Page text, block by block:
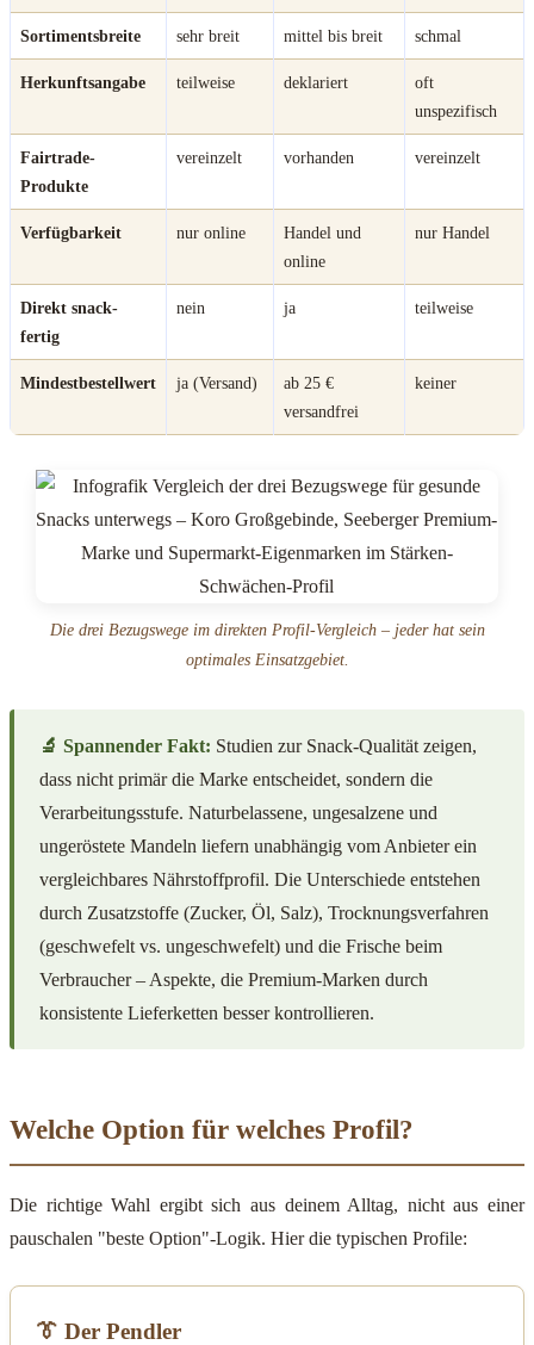
Sortimentsbreite sehr breit mittel bis breit schmal
Herkunftsangabe teilweise deklariert
oft
unspezifisch
Fairtrade-
Produkte
vereinzelt vorhanden vereinzelt
Verfügbarkeit nur online
Handel und
online
nur Handel
Direkt snack-
fertig
nein ja teilweise
Mindestbestellwert ja (Versand)
ab 25 €
versandfrei
keiner
Die drei Bezugswege im direkten Profil-Vergleich – jeder hat sein
optimales Einsatzgebiet.
🔬 Spannender Fakt: Studien zur Snack-Qualität zeigen,
dass nicht primär die Marke entscheidet, sondern die
Verarbeitungsstufe. Naturbelassene, ungesalzene und
ungeröstete Mandeln liefern unabhängig vom Anbieter ein
vergleichbares Nährstoffprofil. Die Unterschiede entstehen
durch Zusatzstoffe (Zucker, Öl, Salz), Trocknungsverfahren
(geschwefelt vs. ungeschwefelt) und die Frische beim
Verbraucher – Aspekte, die Premium-Marken durch
konsistente Lieferketten besser kontrollieren.
Welche Option für welches Profil?
Die richtige Wahl ergibt sich aus deinem Alltag, nicht aus einer
pauschalen "beste Option"-Logik. Hier die typischen Profile:
👔 Der Pendler